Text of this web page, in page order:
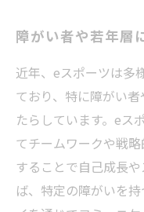
障がい者や若年層
近年、eスポーツは多
ており、特に障がい
たらしています。eス
てチームワークや戦
することで自己成長
ば、特定の障がいを